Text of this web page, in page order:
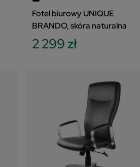
Fotel biurowy UNIQUE
BRANDO, skóra naturalna
2 299 zł